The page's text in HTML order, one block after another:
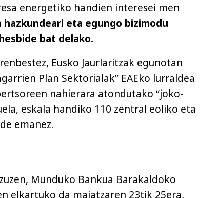
energetiko handien interesei men
eta egungo bizimodu
bat delako.
Eusko Jaurlaritzak egunotan
Plan Sektorialak” EAEko lurraldea
nahierara atondutako “joko-
eskala handiko 110 zentral eoliko eta
emanez.
Munduko Bankua Barakaldoko
elkartuko da maiatzaren 23tik 25era,